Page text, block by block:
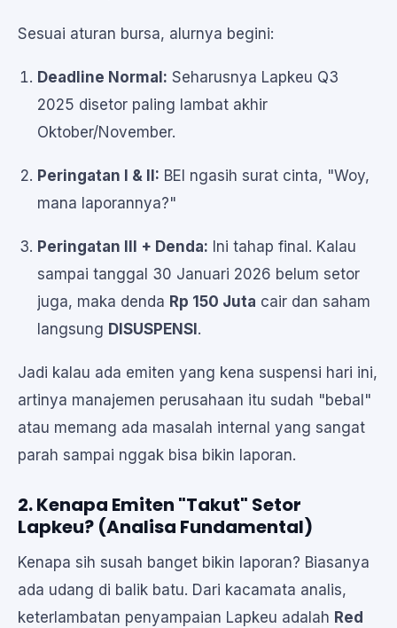
Sesuai aturan bursa, alurnya begini:
Deadline Normal: Seharusnya Lapkeu Q3
2025 disetor paling lambat akhir
Oktober/November.
Peringatan I & II: BEI ngasih surat cinta, "Woy,
mana laporannya?"
Peringatan III + Denda: Ini tahap final. Kalau
sampai tanggal 30 Januari 2026 belum setor
juga, maka denda Rp 150 Juta cair dan saham
langsung DISUSPENSI .
Jadi kalau ada emiten yang kena suspensi hari ini,
artinya manajemen perusahaan itu sudah "bebal"
atau memang ada masalah internal yang sangat
parah sampai nggak bisa bikin laporan.
2. Kenapa Emiten "Takut" Setor
Lapkeu? (Analisa Fundamental)
Kenapa sih susah banget bikin laporan? Biasanya
ada udang di balik batu. Dari kacamata analis,
keterlambatan penyampaian Lapkeu adalah Red